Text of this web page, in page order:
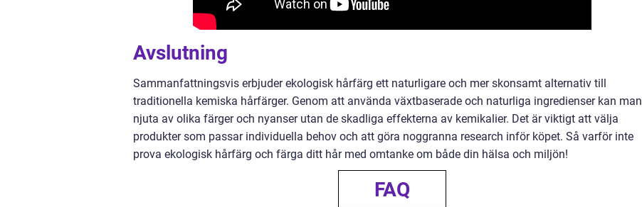
Avslutning
Sammanfattningsvis erbjuder ekologisk hårfärg ett naturligare och mer skonsamt alternativ till
traditionella kemiska hårfärger. Genom att använda växtbaserade och naturliga ingredienser kan man
njuta av olika färger och nyanser utan de skadliga effekterna av kemikalier. Det är viktigt att välja
produkter som passar individuella behov och att göra noggranna research inför köpet. Så varför inte
prova ekologisk hårfärg och färga ditt hår med omtanke om både din hälsa och miljön!
FAQ